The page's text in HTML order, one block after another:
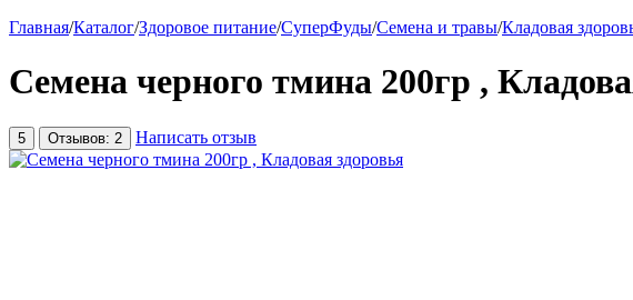
Главная/Каталог/Здоровое питание/СуперФуды/Семена и травы/Кладовая
Семена черного тмина 200гр ,
5 Отзывов: 2 Написать отзыв